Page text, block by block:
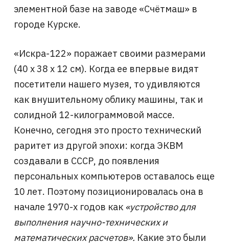
элементной базе на заводе «Счётмаш» в
городе Курске.
«Искра-122» поражает своими размерами
(40 х 38 х 12 см). Когда ее впервые видят
посетители нашего музея, то удивляются
как внушительному облику машины, так и
солидной 12-килограммовой массе.
Конечно, сегодня это просто технический
раритет из другой эпохи: когда ЭКВМ
создавали в СССР, до появления
персональных компьютеров оставалось еще
10 лет. Поэтому позиционировалась она в
начале 1970-х годов как «устройство для
выполнения научно-технических и
математических расчетов». Какие это были